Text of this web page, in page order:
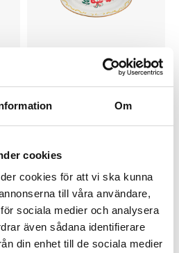
Om
cookies
cookies för att vi ska kunna
till våra användare,
sociala medier och analysera
även sådana identifierare
din enhet till de sociala medier
OVALT FAT - FIORE FIOCCO